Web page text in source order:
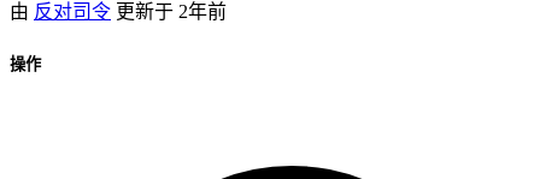
由 反对司令 更新于 2年前
操作